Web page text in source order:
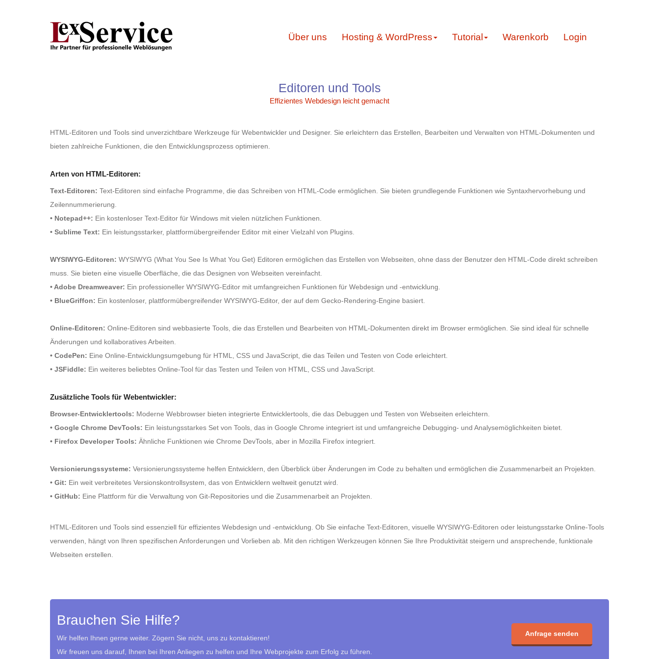
Über uns Hosting & WordPress Tutorial Warenkorb Login
Editoren und Tools
Effizientes Webdesign leicht gemacht
HTML-Editoren und Tools sind unverzichtbare Werkzeuge für Webentwickler und Designer. Sie erleichtern das Erstellen, Bearbeiten und Verwalten von HTML-Dokumenten und
bieten zahlreiche Funktionen, die den Entwicklungsprozess optimieren.
Arten von HTML-Editoren:
Text-Editoren: Text-Editoren sind einfache Programme, die das Schreiben von HTML-Code ermöglichen. Sie bieten grundlegende Funktionen wie Syntaxhervorhebung und
Zeilennummerierung.
• Notepad++: Ein kostenloser Text-Editor für Windows mit vielen nützlichen Funktionen.
• Sublime Text: Ein leistungsstarker, plattformübergreifender Editor mit einer Vielzahl von Plugins.
WYSIWYG-Editoren: WYSIWYG (What You See Is What You Get) Editoren ermöglichen das Erstellen von Webseiten, ohne dass der Benutzer den HTML-Code direkt schreiben
muss. Sie bieten eine visuelle Oberfläche, die das Designen von Webseiten vereinfacht.
• Adobe Dreamweaver: Ein professioneller WYSIWYG-Editor mit umfangreichen Funktionen für Webdesign und -entwicklung.
• BlueGriffon: Ein kostenloser, plattformübergreifender WYSIWYG-Editor, der auf dem Gecko-Rendering-Engine basiert.
Online-Editoren: Online-Editoren sind webbasierte Tools, die das Erstellen und Bearbeiten von HTML-Dokumenten direkt im Browser ermöglichen. Sie sind ideal für schnelle
Änderungen und kollaboratives Arbeiten.
• CodePen: Eine Online-Entwicklungsumgebung für HTML, CSS und JavaScript, die das Teilen und Testen von Code erleichtert.
• JSFiddle: Ein weiteres beliebtes Online-Tool für das Testen und Teilen von HTML, CSS und JavaScript.
Zusätzliche Tools für Webentwickler:
Browser-Entwicklertools: Moderne Webbrowser bieten integrierte Entwicklertools, die das Debuggen und Testen von Webseiten erleichtern.
• Google Chrome DevTools: Ein leistungsstarkes Set von Tools, das in Google Chrome integriert ist und umfangreiche Debugging- und Analysemöglichkeiten bietet.
• Firefox Developer Tools: Ähnliche Funktionen wie Chrome DevTools, aber in Mozilla Firefox integriert.
Versionierungssysteme: Versionierungssysteme helfen Entwicklern, den Überblick über Änderungen im Code zu behalten und ermöglichen die Zusammenarbeit an Projekten.
• Git: Ein weit verbreitetes Versionskontrollsystem, das von Entwicklern weltweit genutzt wird.
• GitHub: Eine Plattform für die Verwaltung von Git-Repositories und die Zusammenarbeit an Projekten.
HTML-Editoren und Tools sind essenziell für effizientes Webdesign und -entwicklung. Ob Sie einfache Text-Editoren, visuelle WYSIWYG-Editoren oder leistungsstarke Online-Tools
verwenden, hängt von Ihren spezifischen Anforderungen und Vorlieben ab. Mit den richtigen Werkzeugen können Sie Ihre Produktivität steigern und ansprechende, funktionale
Webseiten erstellen.
Brauchen Sie Hilfe?
Wir helfen Ihnen gerne weiter. Zögern Sie nicht, uns zu kontaktieren!
Wir freuen uns darauf, Ihnen bei Ihren Anliegen zu helfen und Ihre Webprojekte zum Erfolg zu führen.
Anfrage senden